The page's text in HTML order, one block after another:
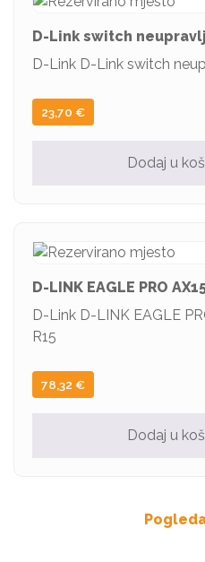
D-Link switch
D-Link D-Link switch
23,70 €
Dodaj u
D-LINK EAGLE PRO
D-Link D-LINK EAGLE
R15
78,32 €
Dodaj u